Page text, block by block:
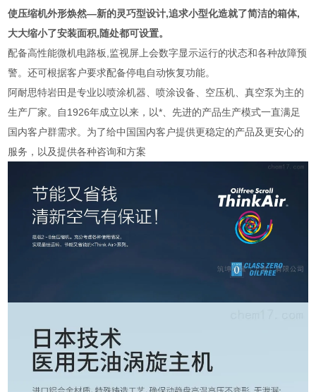
使压缩机外形焕然—新的灵巧型设计,追求小型化造就了简洁的箱体,
大大缩小了安装面积,随处都可设置。
配备高性能微机电路板,监视屏上会数字显示运行的状态和各种故障预
警。还可根据客户要求配备停电自动恢复功能。
阿耐思特岩田是专业以喷涂机器、喷涂设备、空压机、真空泵为主的
生产厂家。自1926年成立以来，以*、先进的产品生产模式一直满足
国内客户群需求。为了给中国国内客户提供更稳定的产品及更安心的
服务，以及提供各种咨询和方案